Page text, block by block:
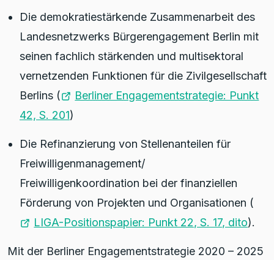
Die demokratiestärkende Zusammenarbeit des
Landesnetzwerks Bürgerengagement Berlin mit
seinen fachlich stärkenden und multisektoral
vernetzenden Funktionen für die Zivilgesellschaft
Berlins (
Berliner Engagementstrategie: Punkt
42, S. 201)
Die Refinanzierung von Stellenanteilen für
Freiwilligenmanagement/
Freiwilligenkoordination bei der finanziellen
Förderung von Projekten und Organisationen (
LIGA-Positionspapier: Punkt 22, S. 17, dito).
Mit der Berliner Engagementstrategie 2020 – 2025